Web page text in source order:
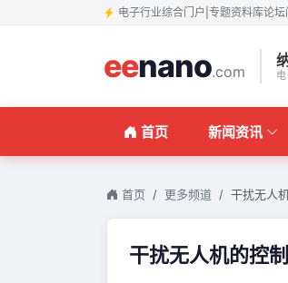
电子行业综合门户 专题资料库论坛
eenano.com
首页 新闻资讯
首页 更多频道 干扰无人
干扰无人机的控